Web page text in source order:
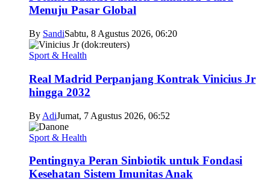
Menuju Pasar Global
By SandiSabtu, 8 Agustus 2026, 06:20
Sport & Health
Real Madrid Perpanjang Kontrak Vinicius Jr
hingga 2032
By AdiJumat, 7 Agustus 2026, 06:52
Sport & Health
Pentingnya Peran Sinbiotik untuk Fondasi
Kesehatan Sistem Imunitas Anak